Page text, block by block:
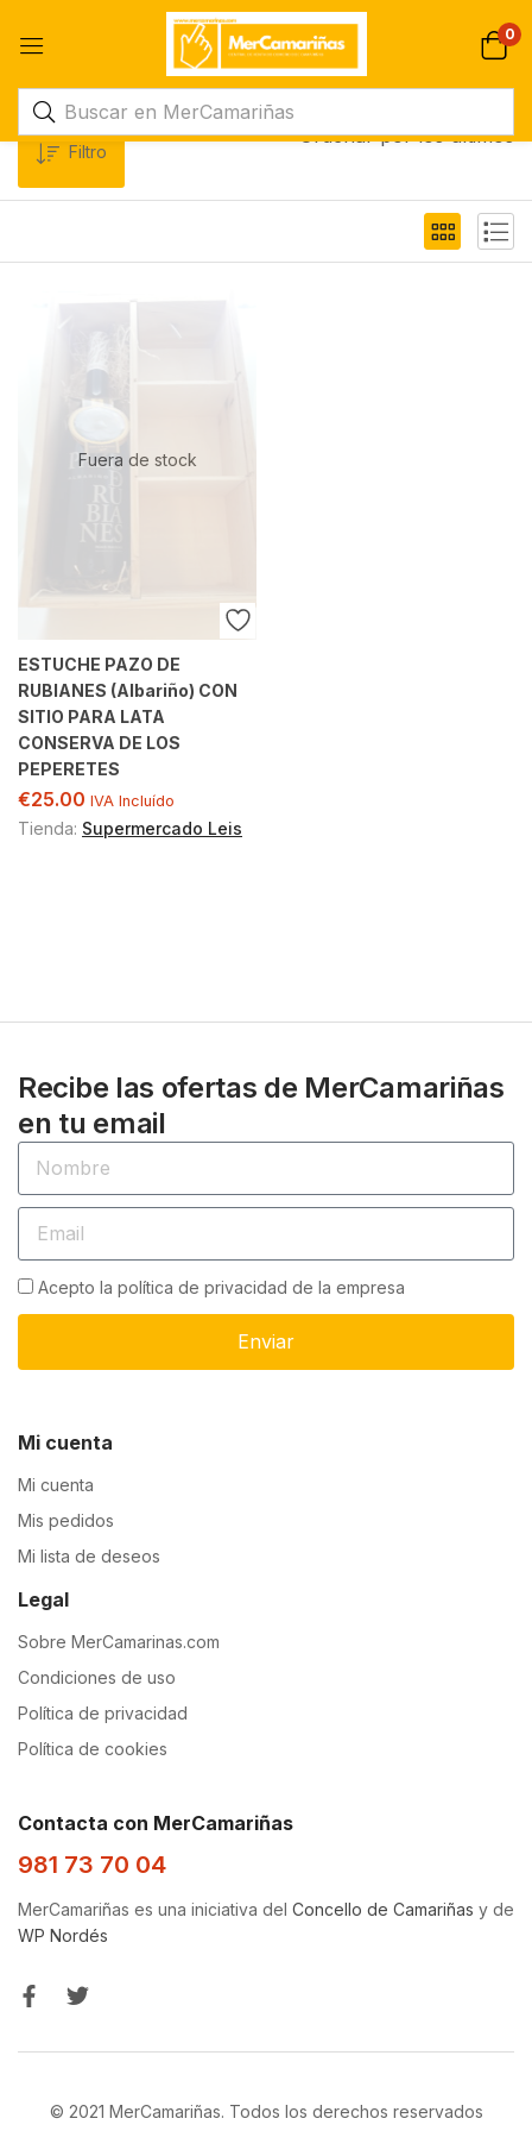
0
Filtro
Ordenar por los últimos
Fuera de stock
ESTUCHE PAZO DE
RUBIANES (Albariño) CON
SITIO PARA LATA
CONSERVA DE LOS
PEPERETES
€25.00 IVA Incluído
Tienda: Supermercado Leis
Recibe las ofertas de MerCamariñas
en tu email
Acepto la política de privacidad de la empresa
Enviar
Mi cuenta
Mi cuenta
Mis pedidos
Mi lista de deseos
Legal
Sobre MerCamarinas.com
Condiciones de uso
Política de privacidad
Política de cookies
Contacta con MerCamariñas
981 73 70 04
MerCamariñas es una iniciativa del Concello de Camariñas y de
WP Nordés
© 2021 MerCamariñas. Todos los derechos reservados